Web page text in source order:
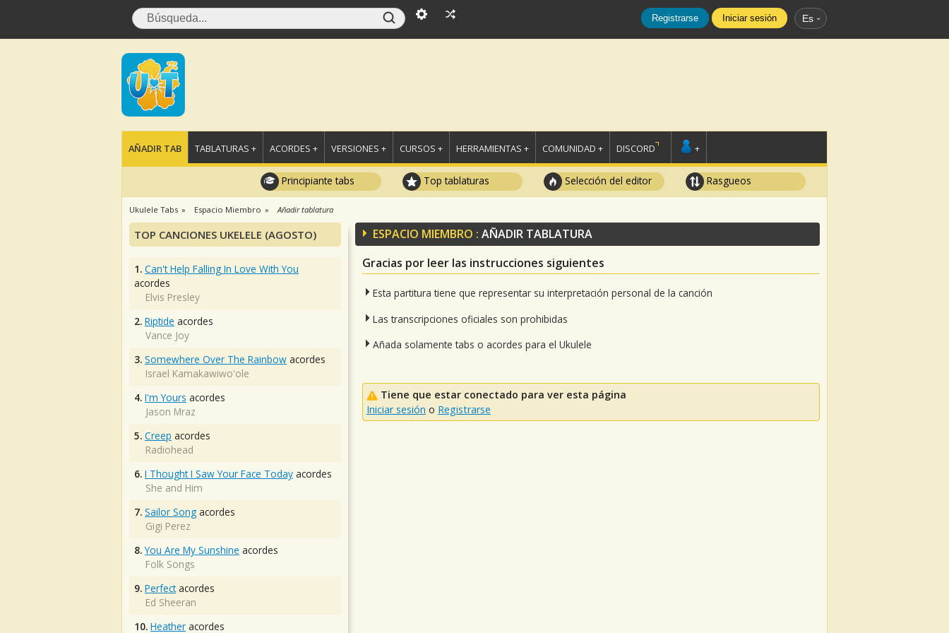
Registrarse Iniciar sesión Es
AÑADIR TAB TABLATURAS + ACORDES + VERSIONES + CURSOS + HERRAMIENTAS + COMUNIDAD + DISCORD +
Principiante tabs Top tablaturas Selección del editor Rasgueos
Ukulele Tabs Espacio Miembro Añadir tablatura
ESPACIO MIEMBRO : AÑADIR TABLATURA
Gracias por leer las instrucciones siguientes
Esta partitura tiene que representar su interpretación personal de la canción
Las transcripciones oficiales son prohibidas
Añada solamente tabs o acordes para el Ukulele
Tiene que estar conectado para ver esta página
Iniciar sesión o Registrarse
TOP CANCIONES UKELELE (AGOSTO)
1. Can't Help Falling In Love With You
acordes
Elvis Presley
2. Riptide acordes
Vance Joy
3. Somewhere Over The Rainbow acordes
Israel Kamakawiwo'ole
4. I'm Yours acordes
Jason Mraz
5. Creep acordes
Radiohead
6. I Thought I Saw Your Face Today acordes
She and Him
7. Sailor Song acordes
Gigi Perez
8. You Are My Sunshine acordes
Folk Songs
9. Perfectacordes
Ed Sheeran
10. Heather acordes